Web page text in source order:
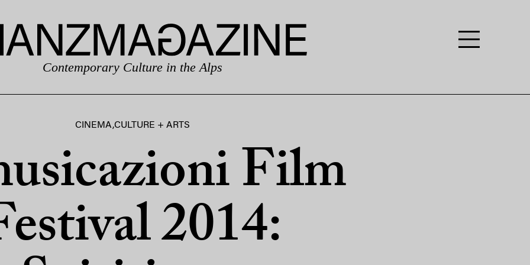
Contemporary Culture in the Alps
CINEMA,CULTURE + ARTS
Film
2014: